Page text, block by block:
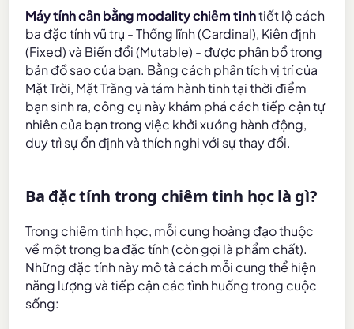
Máy tính cân bằng modality chiêm tinhtiết lộ cách
ba đặc tính vũ trụ - Thống lĩnh (Cardinal), Kiên định
(Fixed) và Biến đổi (Mutable) - được phân bổ trong
bản đồ sao của bạn. Bằng cách phân tích vị trí của
Mặt Trời, Mặt Trăng và tám hành tinh tại thời điểm
bạn sinh ra, công cụ này khám phá cách tiếp cận tự
nhiên của bạn trong việc khởi xướng hành động,
duy trì sự ổn định và thích nghi với sự thay đổi.
Ba đặc tính trong chiêm tinh học là gì?
Trong chiêm tinh học, mỗi cung hoàng đạo thuộc
về một trong ba đặc tính (còn gọi là phẩm chất).
Những đặc tính này mô tả cách mỗi cung thể hiện
năng lượng và tiếp cận các tình huống trong cuộc
sống: